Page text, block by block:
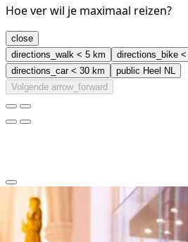
Hoe ver wil je maximaal reizen?
close
directions_walk < 5 km directions_bike <
directions_car< 30 km public Heel NL
Volgende arrow_forward
clear arrow_back_ios_new
favorite